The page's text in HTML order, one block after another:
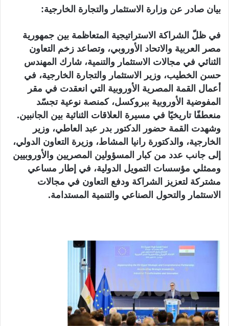
بيان صادر عن وزارة الاستثمار والتجارة الخارجية:
في ظلّ الشراكة الاستراتيجية المتعاظمة بين جمهورية
مصر العربية والاتحاد الأوروبي، وتصاعد زخم التعاون
الثنائي في مجالات الاستثمار والتنمية، شارك المهندس
حسن الخطيب، وزير الاستثمار والتجارة الخارجية، في
أعمال القمة المصرية الأوروبية التي انعقدت في مقر
المفوضية الأوروبية ببروكسل، كمنصة نوعية تجسّد
منعطفًا تاريخيًا في مسيرة العلاقات الثنائية بين الجانبين.
وشهدت القمة حضور الدكتور بدر عبد العاطي، وزير
الخارجية، والدكتورة رانيا المشاط، وزيرة التعاون الدولي،
إلى جانب عدد من كبار المسؤولين المصريين والأوروبيين
وممثلي مؤسسات التمويل الدولية، في إطار مساعي
مشتركة لتعزيز الشراكة ودفع التعاون في مجالات
الاستثمار والتحول الصناعي والتنمية المستدامة.